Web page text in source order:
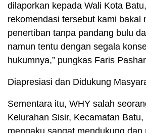
dilaporkan kepada Wali Kota
rekomendasi tersebut kami bakal
penertiban tanpa pandang bulu
namun tentu dengan segala
hukumnya,” pungkas Faris
Diapresiasi dan Didukung
Sementara itu, WHY salah
Kelurahan Sisir, Kecamatan Batu,